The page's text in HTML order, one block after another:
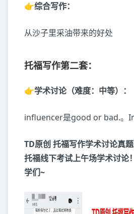
👉综合写作：
从沙子里采油带来的好处
托福写作第二套：
👉学术讨论（难度：中等）：
influencer是good or bad.。
TD原创 托福写作学术讨论真
托福线下考试上午场学术讨论
学们~